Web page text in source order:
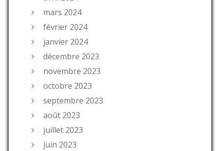
mars 2024
février 2024
janvier 2024
décembre 2023
novembre 2023
octobre 2023
septembre 2023
août 2023
juillet 2023
juin 2023